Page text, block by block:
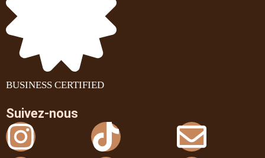
BUSINESS CERTIFIED
Suivez-nous
InstagramTiktok
X-
Linkedin